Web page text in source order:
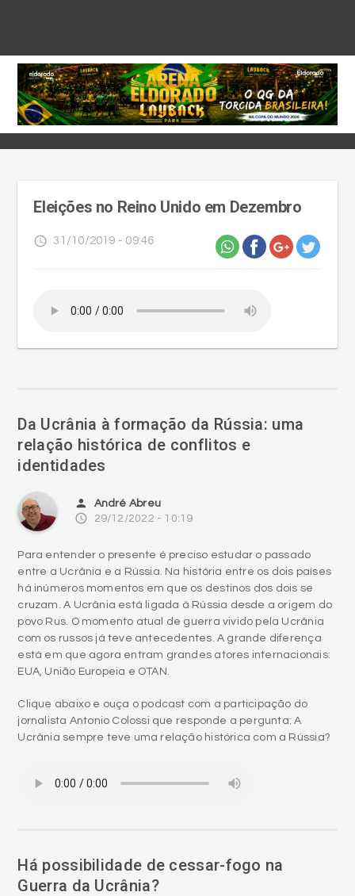
Eleições no Reino Unido em Dezembro
access_time 31/10/2019 - 09:46
Da Ucrânia à formação da Rússia: uma
relação histórica de conflitos e
identidades
person André Abreu
access_time 29/12/2022 - 10:19
Para entender o presente é preciso estudar o passado
entre a Ucrânia e a Rússia. Na história entre os dois países
há inúmeros momentos em que os destinos dos dois se
cruzam. A Ucrânia está ligada à Rússia desde a origem do
povo Rus. O momento atual de guerra vivido pela Ucrânia
com os russos já teve antecedentes. A grande diferença
está em que agora entram grandes atores internacionais:
EUA, União Europeia e OTAN.
Clique abaixo e ouça o podcast com a participação do
jornalista Antonio Colossi que responde a pergunta: A
Ucrânia sempre teve uma relação histórica com a Rússia?
Há possibilidade de cessar-fogo na
Guerra da Ucrânia?